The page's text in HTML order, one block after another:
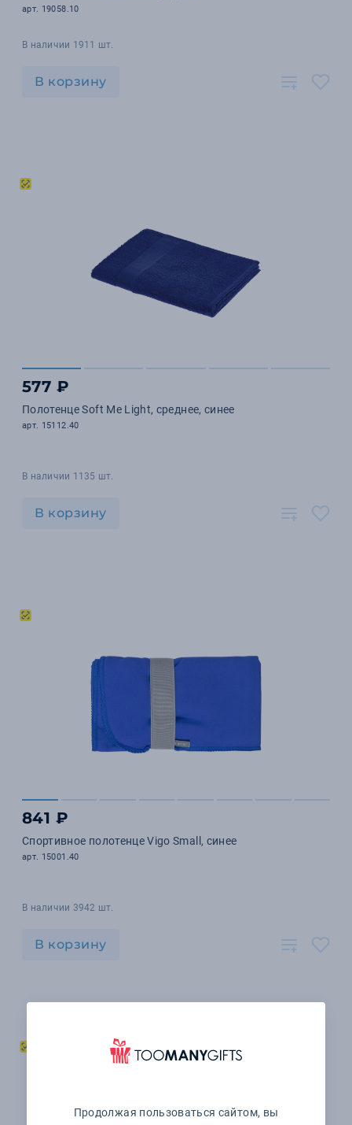
арт. 19058.10
В наличии 1911 шт.
В корзину
577 ₽
Полотенце Soft Me Light, среднее, синее
арт. 15112.40
В наличии 1135 шт.
В корзину
841 ₽
Спортивное полотенце Vigo Small, синее
арт. 15001.40
В наличии 3942 шт.
В корзину
Продолжая пользоваться сайтом, вы